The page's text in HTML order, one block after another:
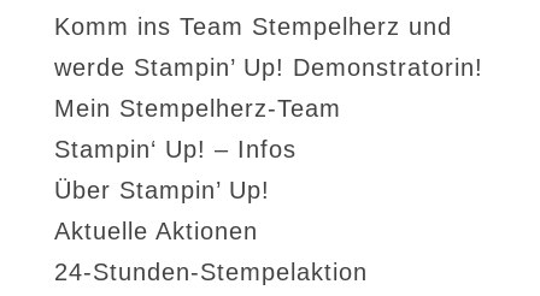
Komm ins Team Stempelherz und
werde Stampin’ Up! Demonstratorin!
Mein Stempelherz-Team
Stampin‘ Up! – Infos
Über Stampin’ Up!
Aktuelle Aktionen
24-Stunden-Stempelaktion